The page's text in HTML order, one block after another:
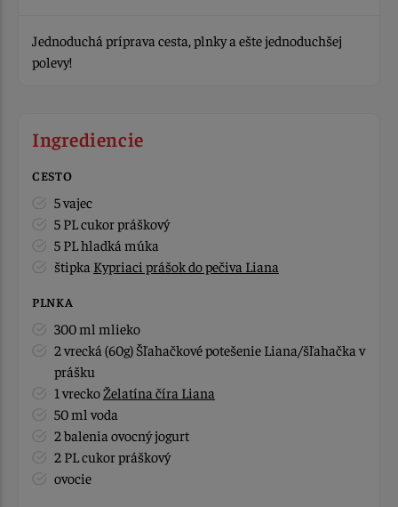
Jednoduchá príprava cesta, plnky a ešte jednoduchšej
polevy!
Ingrediencie
CESTO
5 vajec
5 PL cukor práškový
5 PL hladká múka
štipka Kypriaci prášok do pečiva Liana
PLNKA
300 ml mlieko
2 vrecká (60g) Šľahačkové potešenie Liana/šľahačka v
prášku
1 vreckoŽelatína číra Liana
50 ml voda
2 balenia ovocný jogurt
2 PL cukor práškový
ovocie